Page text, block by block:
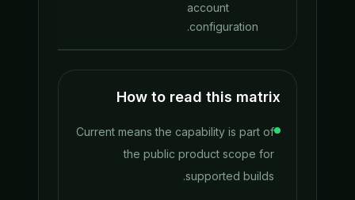
account
configuration.
How to read this matrix
Current means the capability is part of
the public product scope for
supported builds.